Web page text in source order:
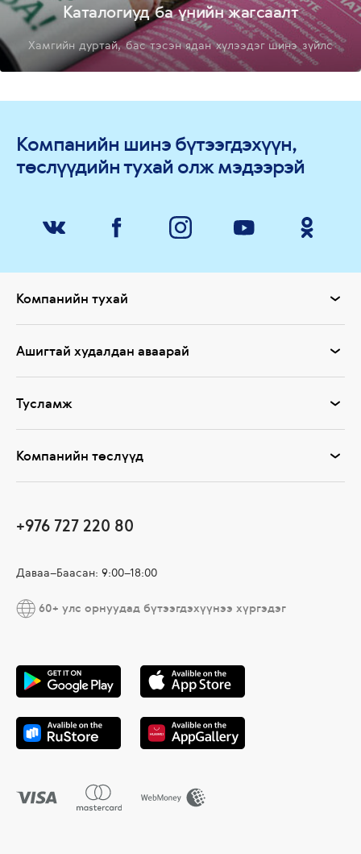
Каталогиуд ба үнийн жагсаалт
Хамгийн дуртай, бас тэсэн ядан хүлээдэг шинэ зүйлс
Компанийн шинэ бүтээгдэхүүн,
төслүүдийн тухай олж мэдээрэй
Компанийн тухай
Ашигтай худалдан аваарай
Тусламж
Компанийн төслүүд
+976 727 220 80
Даваа–Баасан: 9:00–18:00
60+ улс орнуудад бүтээгдэхүүнээ хүргэдэг